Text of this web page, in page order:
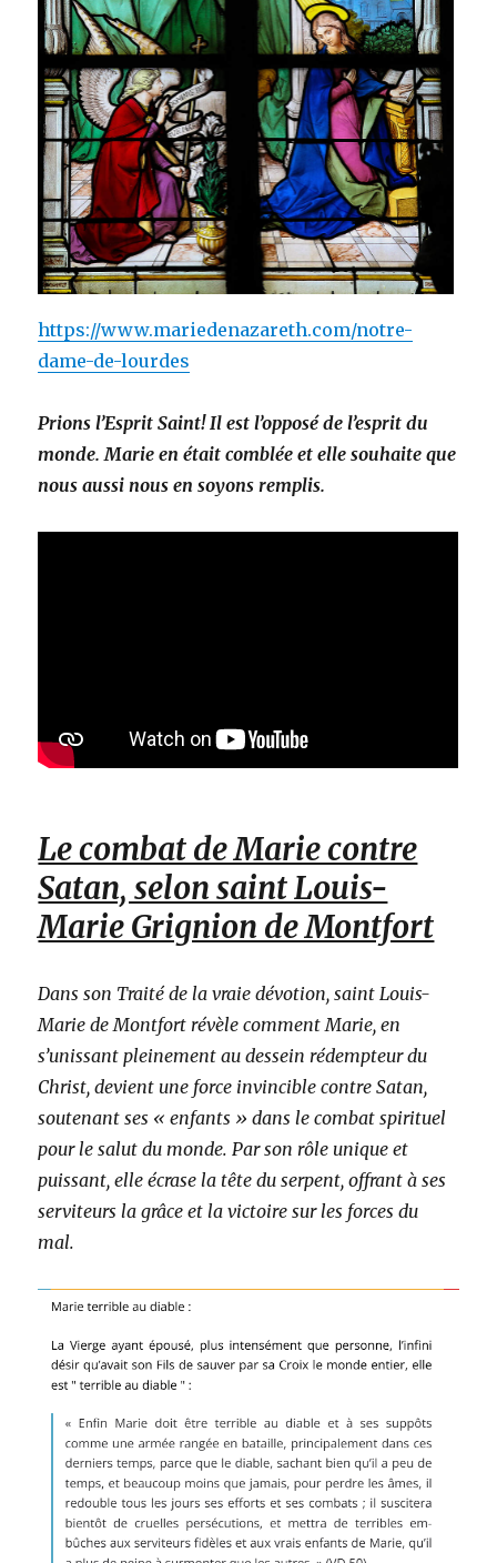
https://www.mariedenazareth.com/notre-
dame-de-lourdes
Prions l’Esprit Saint! Il est l’opposé de l’esprit du
monde. Marie en était comblée et elle souhaite que
nous aussi nous en soyons remplis.
Le combat de Marie contre
Satan, selon saint Louis-
Marie Grignion de Montfort
Dans son Traité de la vraie dévotion, saint Louis-
Marie de Montfort révèle comment Marie, en
s’unissant pleinement au dessein rédempteur du
Christ, devient une force invincible contre Satan,
soutenant ses « enfants » dans le combat spirituel
pour le salut du monde. Par son rôle unique et
puissant, elle écrase la tête du serpent, offrant à ses
serviteurs la grâce et la victoire sur les forces du
mal.